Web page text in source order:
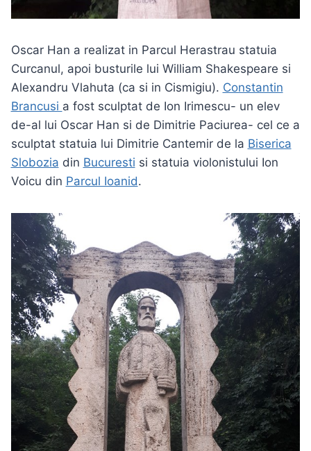
Oscar Han a realizat in Parcul Herastrau statuia
Curcanul, apoi busturile lui William Shakespeare si
Alexandru Vlahuta (ca si in Cismigiu). Constantin
Brancusi a fost sculptat de Ion Irimescu- un elev
de-al lui Oscar Han si de Dimitrie Paciurea- cel ce a
sculptat statuia lui Dimitrie Cantemir de la Biserica
Slobozia din Bucuresti si statuia violonistului Ion
Voicu din Parcul Ioanid.